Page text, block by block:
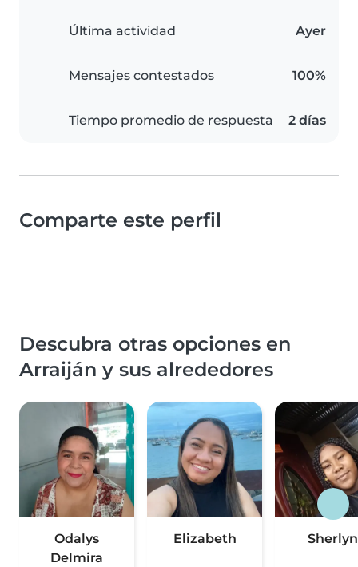
Última actividad Ayer
Mensajes contestados 100%
Tiempo promedio de respuesta 2 días
Comparte este perfil
Descubra otras opciones en
Arraiján y sus alrededores
Odalys
Delmira
Elizabeth Sherlyn